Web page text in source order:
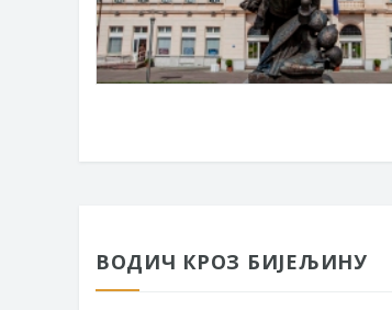
ВОДИЧ КРОЗ БИЈЕЉИНУ